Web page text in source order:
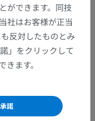
ありましたらどう
ができます。同技
社はお客様が正当
反対したものとみ
」をクリックして
ます。
諾